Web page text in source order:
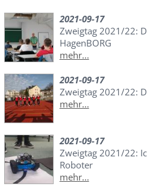
2021-09-17
Zweigtag 2021/22:
HagenBORG
mehr...
2021-09-17
Zweigtag 2021/22:
mehr...
2021-09-17
Zweigtag 2021/22:
Roboter
mehr...